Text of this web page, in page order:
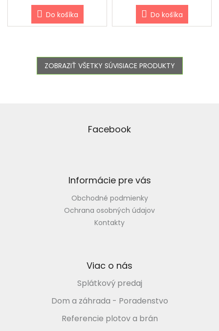
Do košíka Do košíka
ZOBRAZIŤ VŠETKY SÚVISIACE PRODUKTY
Facebook
Informácie pre vás
Obchodné podmienky
Ochrana osobných údajov
Kontakty
Viac o nás
Splátkový predaj
Dom a záhrada - Poradenstvo
Referencie plotov a brán